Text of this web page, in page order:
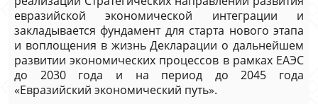
евразийской экономической интеграции и
закладывается фундамент для старта нового этапа
и воплощения в жизнь Декларации о дальнейшем
развитии экономических процессов в рамках ЕАЭС
до 2030 года и на период до 2045 года
«Евразийский экономический путь».